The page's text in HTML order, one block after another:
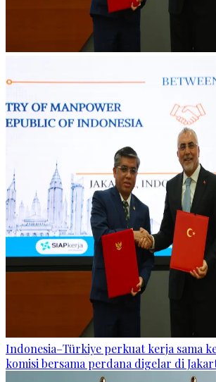
Indonesia–Türkiye perkuat kerja sama
komisi bersama perdana digelar di